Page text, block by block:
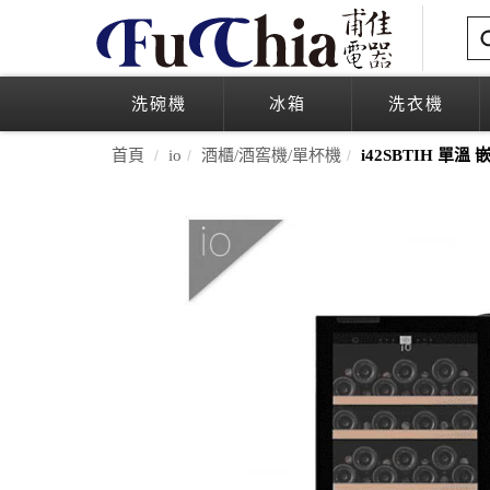
洗碗機 冰箱 洗衣機
首頁 io 酒櫃/酒窖機/單杯機 i42SBTIH 單溫